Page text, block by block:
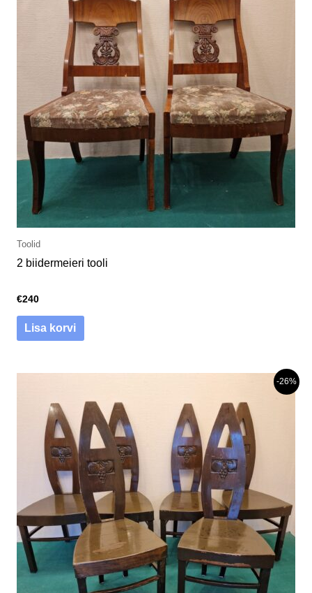
Toolid
2 biidermeieri tooli
€240
Lisa korvi
-26%